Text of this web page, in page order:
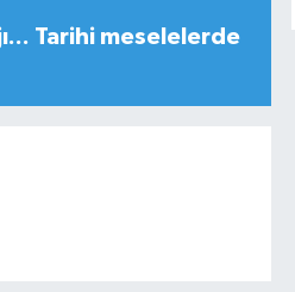
Tarihi meselelerde